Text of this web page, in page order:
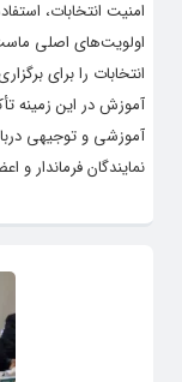
امنیت انتخابات،
اولویت‌های اصلی
انتخابات را برای
آموزش در این زمینه
آموزشی و توجیهی
نمایندگان فرماندار